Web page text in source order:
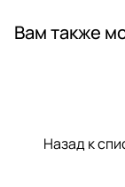
Вам также
Назад к